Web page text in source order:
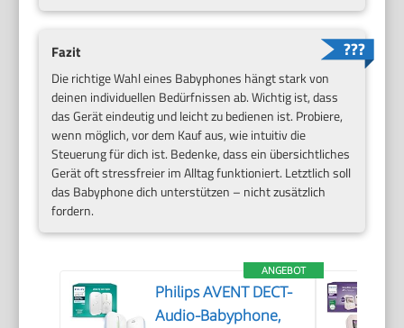
Fazit
Die richtige Wahl eines Babyphones hängt stark von
deinen individuellen Bedürfnissen ab. Wichtig ist, dass
das Gerät eindeutig und leicht zu bedienen ist. Probiere,
wenn möglich, vor dem Kauf aus, wie intuitiv die
Steuerung für dich ist. Bedenke, dass ein übersichtliches
Gerät oft stressfreier im Alltag funktioniert. Letztlich soll
das Babyphone dich unterstützen – nicht zusätzlich
fordern.
ANGEBOT
Philips AVENT DECT-
Audio-Babyphone,